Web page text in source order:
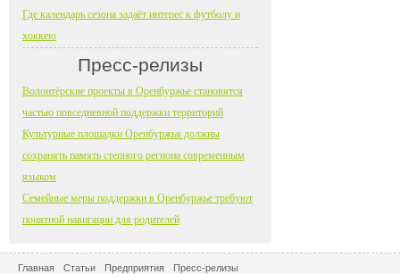
Где календарь сезона задаёт интерес к футболу и
хоккею
Пресс-релизы
Волонтёрские проекты в Оренбуржье становятся
частью повседневной поддержки территорий
Культурные площадки Оренбуржья должны
сохранять память степного региона современным
языком
Семейные меры поддержки в Оренбуржье требуют
понятной навигации для родителей
Главная Статьи Предприятия Пресс-релизы